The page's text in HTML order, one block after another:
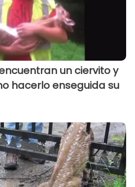
un ciervito y
hacerlo enseguida su